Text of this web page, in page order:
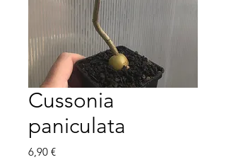
Cussonia
paniculata
6,90 €Prix